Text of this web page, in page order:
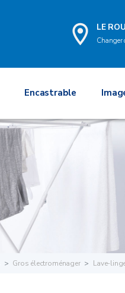
LE
Encastrable
Gros électroménager Lave-